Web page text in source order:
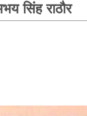
सिंह राठौर